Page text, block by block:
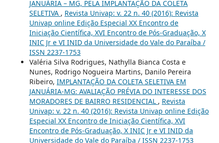
JANUÁRIA – MG, PELA IMPLANTAÇÃO DA COLETA
SELETIVA , Revista Univap: v. 22 n. 40 (2016): Revista
Univap online Edição Especial XX Encontro de
Iniciação Científica, XVI Encontro de Pós-Graduação, X
INIC Jr e VI INID da Universidade do Vale do Paraíba /
ISSN 2237-1753
Valéria Silva Rodrigues, Nathylla Bianca Costa e
Nunes, Rodrigo Nogueira Martins, Danilo Pereira
Ribeiro, IMPLANTAÇÃO DA COLETA SELETIVA EM
JANUÁRIA-MG: AVALIAÇÃO PRÉVIA DO INTERESSE DOS
MORADORES DE BAIRRO RESIDENCIAL , Revista
Univap: v. 22 n. 40 (2016): Revista Univap online Edição
Especial XX Encontro de Iniciação Científica, XVI
Encontro de Pós-Graduação, X INIC Jr e VI INID da
Universidade do Vale do Paraíba / ISSN 2237-1753